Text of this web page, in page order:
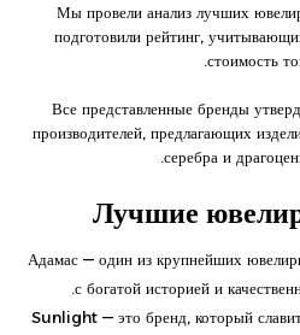
Мы провели анализ лучших
подготовили рейтинг,
стоимость
Все представленные бренды
производителей, предлагающих
серебра и
Лучшие
Адамас — один из крупнейших
с богатой историей и
Sunlight — это бренд, который